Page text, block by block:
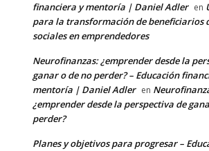
financiera y mentoría | Daniel Adler en
para la transformación de beneficiarios
sociales en emprendedores
Neurofinanzas: ¿emprender desde la
ganar o de no perder? – Educación
mentoría | Daniel Adler en
¿emprender desde la perspectiva de
perder?
Planes y objetivos para progresar –